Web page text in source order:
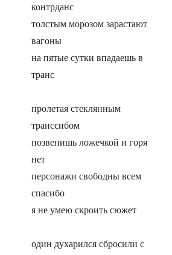
контрданс
толстым морозом зарастают
вагоны
на пятые сутки впадаешь в
транс
пролетая стеклянным
транссибом
позвенишь ложечкой и горя
нет
персонажи свободны всем
спасибо
я не умею скроить сюжет
один духарился сбросили с